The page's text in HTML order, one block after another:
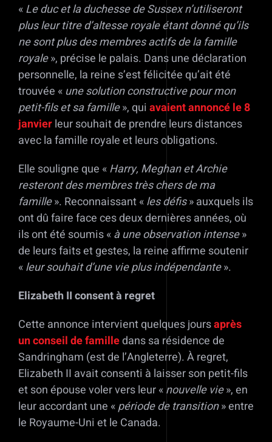
«Le duc et la duchesse de Sussex n’utiliseront
plus leur titre d’altesse royale étant donné qu’ils
ne sont plus des membres actifs de la famille
royale», précise le palais. Dans une déclaration
personnelle, la reine s’est félicitée qu’ait été
trouvée « une solution constructive pour mon
petit-fils et sa famille», qui avaient annoncé le 8
janvierleur souhait de prendre leurs distances
avec la famille royale et leurs obligations.
Elle souligne que «Harry, Meghan et Archie
resteront des membres très chers de ma
famille». Reconnaissant «les défis» auxquels ils
ont dû faire face ces deux dernières années, où
ils ont été soumis «à une observation intense»
de leurs faits et gestes, la reine affirme soutenir
«leur souhait d’une vie plus indépendante».
Elizabeth II consent à regret
Cette annonce intervient quelques joursaprès
un conseil de familledans sa résidence de
Sandringham (est de l’Angleterre). À regret,
Elizabeth II avait consenti à laisser son petit-fils
et son épouse voler vers leur «nouvelle vie», en
leur accordant une «période de transition» entre
le Royaume-Uni et le Canada.